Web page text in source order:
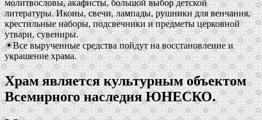
молитвословы, акафисты, большой выбор детской
литературы. Иконы, свечи, лампады, рушники для венчания,
крестильные наборы, подсвечники и предметы церковной
утвари, сувениры.
☀Все вырученные средства пойдут на восстановление и
украшение храма.
Храм является культурным объектом
Всемирного наследия ЮНЕСКО.